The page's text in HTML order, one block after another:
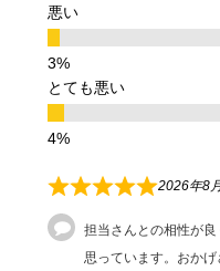
悪い
とても悪い
2026年8
担当さんとの相性が
思っています。おか